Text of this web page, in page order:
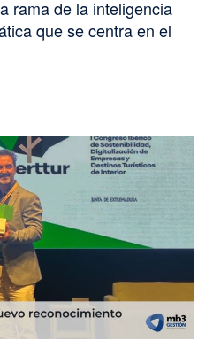
rama de la inteligencia
que se centra en el
JAIPPY
se
alza
con
un
nuevo
reconocimiento
en
IBERTTUR